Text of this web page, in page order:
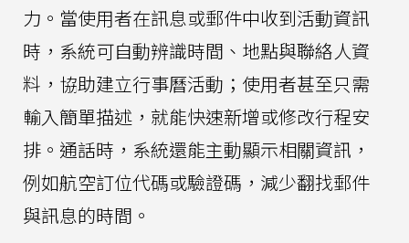
力。當使用者在訊息或郵件中收到活動資訊
時，系統可自動辨識時間、地點與聯絡人資
料，協助建立行事曆活動；使用者甚至只需
輸入簡單描述，就能快速新增或修改行程安
排。通話時，系統還能主動顯示相關資訊，
例如航空訂位代碼或驗證碼，減少翻找郵件
與訊息的時間。